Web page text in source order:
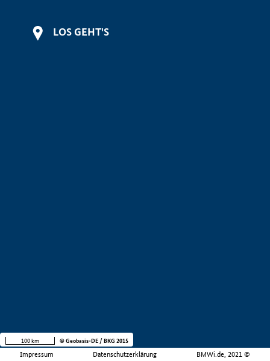
LOS GEHT'S
Impressum Datenschutzerklärung BMWi.de, 2021 ©
100 km © Geobasis-DE / BKG 2015